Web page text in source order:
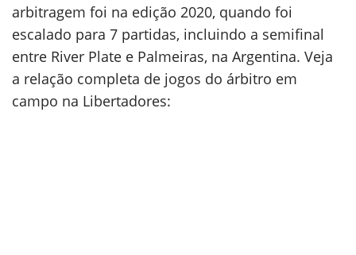
arbitragem foi na edição 2020, quando foi
escalado para 7 partidas, incluindo a semifinal
entre River Plate e Palmeiras, na Argentina. Veja
a relação completa de jogos do árbitro em
campo na Libertadores: